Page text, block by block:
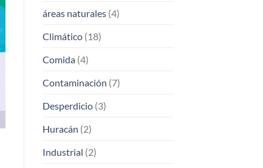
áreas naturales(4)
Climático(18)
Comida(4)
Contaminación (7)
Desperdicio(3)
Huracán (2)
Industrial (2)